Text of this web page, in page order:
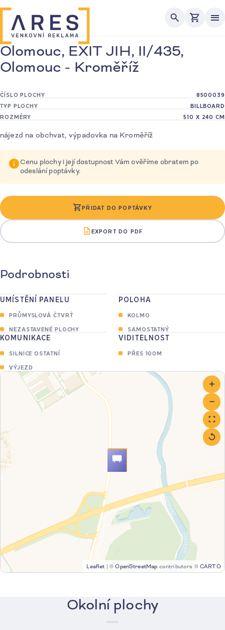
Olomouc, EXIT JIH, II/435,
Olomouc - Kroměříž
ČÍSLO PLOCHY
8500039
TYP PLOCHY
BILLBOARD
ROZMĚRY
510 X 240 CM
nájezd na obchvat, výpadovka na Kroměříž
Cenu plochy i její dostupnost Vám ověříme obratem po
odeslání poptávky.
PŘIDAT DO POPTÁVKY
EXPORT DO PDF
Podrobnosti
UMÍSTĚNÍ PANELU
PRŮMYSLOVÁ ČTVRŤ
NEZASTAVENÉ PLOCHY
KOMUNIKACE
SILNICE OSTATNÍ
VÝJEZD
POLOHA
KOLMO
SAMOSTATNÝ
VIDITELNOST
PŘES 100M
Leaflet | ©OpenStreetMap contributors © CARTO
Okolní plochy